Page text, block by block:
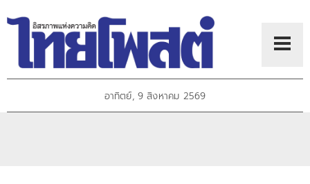
อาทิตย์, 9 สิงหาคม 2569